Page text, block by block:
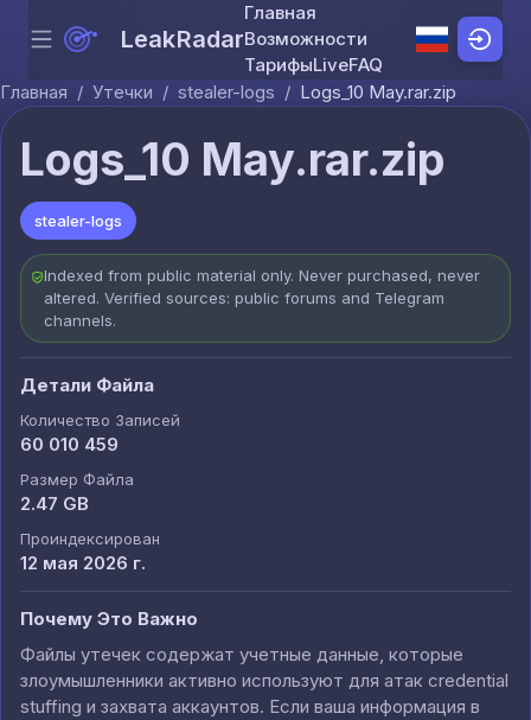
Skip to content
Menu LeakRadar
Главная
Возможности
ТарифыLiveFAQ
Главная / Утечки / stealer-logs / Logs_10 May.rar.zip
Logs_10 May.rar.zip
stealer-logs
Indexed from public material only. Never purchased, never
altered. Verified sources: public forums and Telegram
channels.
Детали Файла
Количество Записей
60 010 459
Размер Файла
2.47 GB
Проиндексирован
12 мая 2026 г.
Почему Это Важно
Файлы утечек содержат учетные данные, которые
злоумышленники активно используют для атак credential
stuffing и захвата аккаунтов. Если ваша информация в